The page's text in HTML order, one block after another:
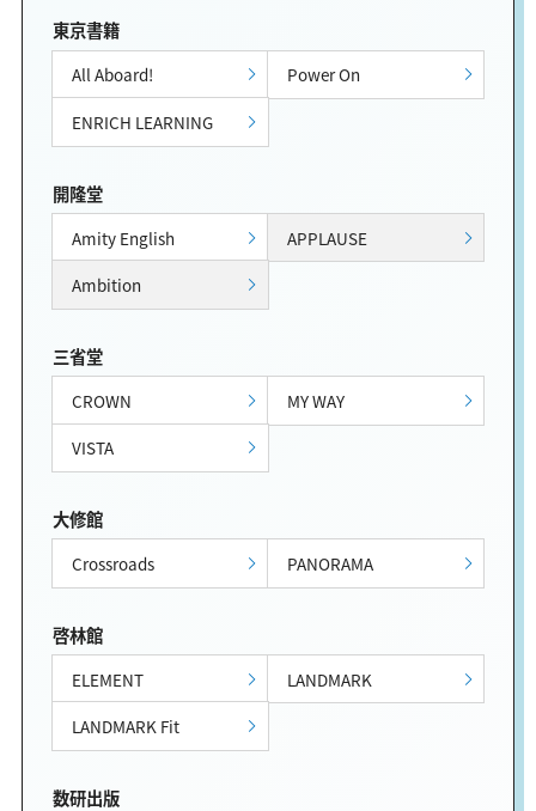
東京書籍
All Aboard!
Power On
ENRICH LEARNING
開隆堂
Amity English
APPLAUSE
Ambition
三省堂
CROWN
MY WAY
VISTA
大修館
Crossroads PANORAMA
啓林館
ELEMENT
LANDMARK
LANDMARK Fit
数研出版